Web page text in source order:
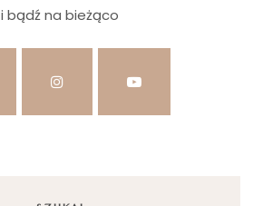
i bądź na bieżąco